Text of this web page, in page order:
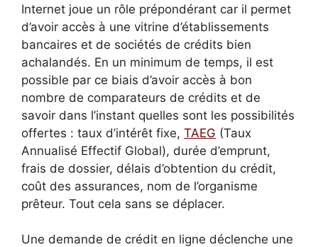
Internet joue un rôle prépondérant car il permet
d’avoir accès à une vitrine d’établissements
bancaires et de sociétés de crédits bien
achalandés. En un minimum de temps, il est
possible par ce biais d’avoir accès à bon
nombre de comparateurs de crédits et de
savoir dans l’instant quelles sont les possibilités
offertes : taux d’intérêt fixe, TAEG (Taux
Annualisé Effectif Global), durée d’emprunt,
frais de dossier, délais d’obtention du crédit,
coût des assurances, nom de l’organisme
prêteur. Tout cela sans se déplacer.
Une demande de crédit en ligne déclenche une